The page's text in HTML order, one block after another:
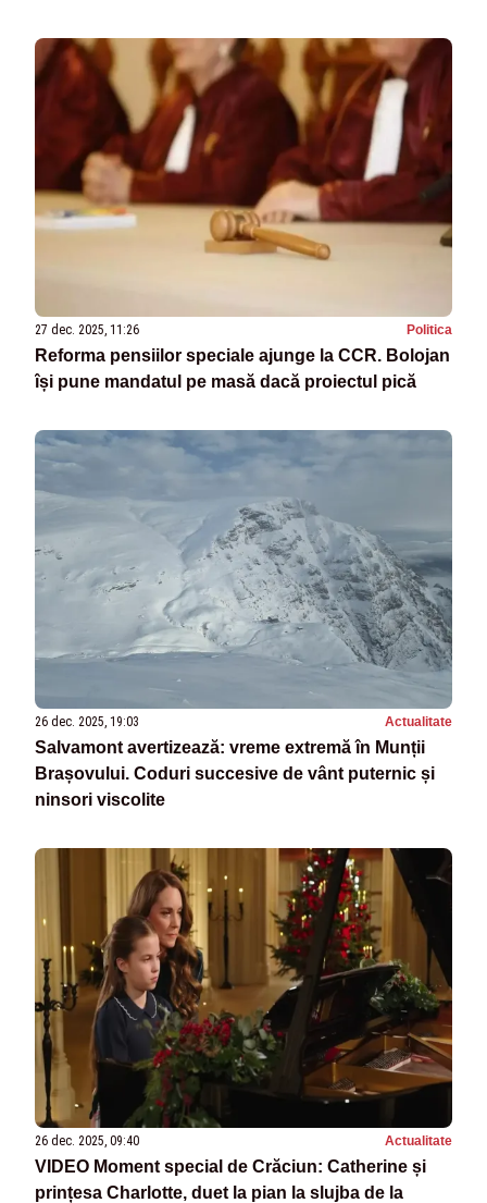
27 dec. 2025, 11:26 Politica
Reforma pensiilor speciale ajunge la CCR. Bolojan
își pune mandatul pe masă dacă proiectul pică
26 dec. 2025, 19:03 Actualitate
Salvamont avertizează: vreme extremă în Munții
Brașovului. Coduri succesive de vânt puternic și
ninsori viscolite
26 dec. 2025, 09:40 Actualitate
VIDEO Moment special de Crăciun: Catherine și
prințesa Charlotte, duet la pian la slujba de la